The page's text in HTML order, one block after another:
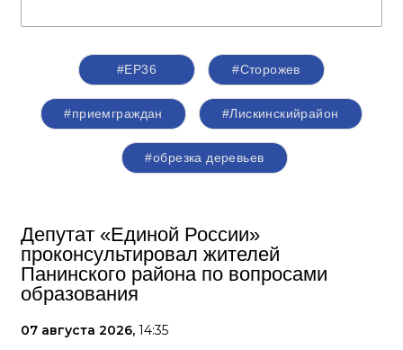
#ЕР36 #Сторожев
#приемграждан #Лискинскийрайон
#обрезка деревьев
Депутат «Единой России»
проконсультировал жителей
Панинского района по вопросами
образования
07 августа 2026, 14:35